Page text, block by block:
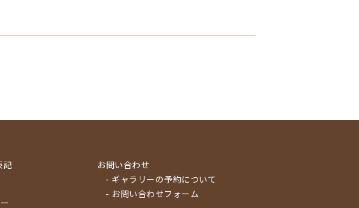
記
お問い合わせ
- ギャラリーの予約について
- お問い合わせフォーム